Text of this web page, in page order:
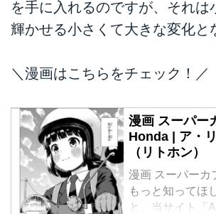
を手に入れるのですが、それは
輝かせる小さくて大きな変化と
＼漫画はこちらをチェック！／
漫画 スーパー
Honda | ア・
（リトホン）
漫画 スーパーカ
もっと知ってほ
と。当サイト「